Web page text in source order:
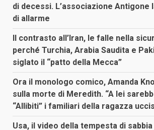
di decessi. L’associazione Antigone
di allarme
Il contrasto all’Iran, le falle nella
perché Turchia, Arabia Saudita e
siglato il “patto della Mecca”
Ora il monologo comico, Amanda
sulla morte di Meredith. “A lei
“Allibiti” i familiari della ragazza
Usa, il video della tempesta di